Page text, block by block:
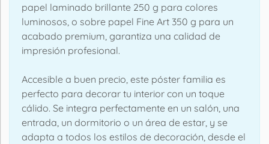
papel laminado brillante 250 g para colores
luminosos, o sobre papel Fine Art 350 g para un
acabado premium, garantiza una calidad de
impresión profesional.
Accesible a buen precio, este póster familia es
perfecto para decorar tu interior con un toque
cálido. Se integra perfectamente en un salón, una
entrada, un dormitorio o un área de estar, y se
adapta a todos los estilos de decoración, desde el